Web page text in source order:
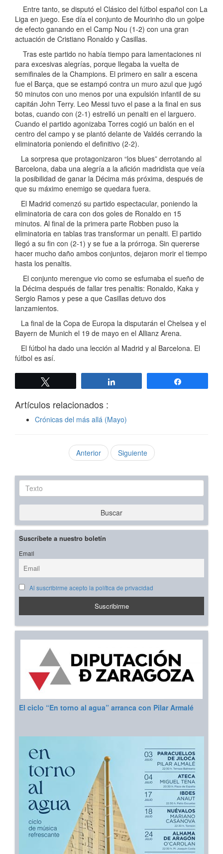
Entre tanto, se disputó el Clásico del fútbol español con La
Liga en juego. Ese día el conjunto de Mourinho dio un golpe
de efecto ganando en el Camp Nou (1-2) con una gran
actuación de Cristiano Ronaldo y Casillas.
Tras este partido no había tiempo para lamentaciones ni
para excesivas alegrías, porque llegaba la vuelta de
semifinales de la Champions. El primero en salir a escena
fue el Barça, que se estampó contra un muro azul que jugó
50 minutos con uno menos por una expulsión infantil de su
capitán John Terry. Leo Messi tuvo el pase a la final en sus
botas, cuando con (2-1) estrelló un penalti en el larguero.
Cuando el partido agonizaba Torres cogió un balón en el
centro del campo y se plantó delante de Valdés cerrando la
eliminatoria poniendo el definitivo (2-2).
La sorpresa que protagonizaron “los blues” derrotando al
Barcelona, daba una alegría a la afición madridista que veía
la posibilidad de ganar la Décima más próxima, después de
que su máximo enemigo se quedara fuera.
El Madrid comenzó su partido espectacular, poniendo la
eliminatoria de cara con dos goles de Ronaldo en 15
minutos. Al final de la primera parte Robben puso la
eliminatoria en tablas tras transformar un penalti. El partido
llegó a su fin con (2-1) y se fue a la prórroga. Sin quererse
hacer mucho daño ambos conjuntos, dejaron morir el tiempo
hasta los penaltis.
El conjunto merengue vio como se esfumaba el sueño de
la Décima después de fallar tres penaltis: Ronaldo, Kaka y
Sergio Ramos y pese a que Casillas detuvo dos
lanzamientos.
La final de la Copa de Europa la disputarán el Chelsea y el
Bayern de Munich el 19 de mayo en el Allianz Arena.
El fútbol ha dado una lección al Madrid y al Barcelona. El
fútbol es así.
Artículos relacionados :
Crónicas del más allá (Mayo)
Anterior Siguiente
Texto
Buscar
Suscríbete a nuestro boletín
Email
Al suscribirme acepto la política de privacidad
El ciclo “En torno al agua” arranca con Pilar Armalé